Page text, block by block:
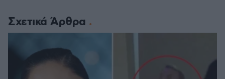
Σχετικά Άρθρα